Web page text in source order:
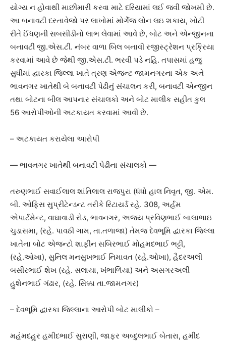
યોગ્ય ન હોવાથી માછીમારી કરવા માટે દરિયામાં લઈ જવી જોખમી છે.
આ બનાવટી દસ્તાવેજો પર લાખોમાં મોર્ગેજ લોન લઇ શકાય, ખોટી
રીતે ઈંધણની સબસીડીનો લાભ લેવામાં આવે છે, બોટ અને એન્જીનના
બનાવટી જી.એસ.ટી. નંબર વાળા બિલ બનાવી રજીસ્ટ્રેશન પ્રક્રિયા
કરવામાં આવે છે જેથી જી.એસ.ટી. ભરવી પડે નહિ. તપાસમાં હજુ
સુધીમાં દ્વારકા જિલ્લા ખાતે ત્રણ એજન્ટ જામનગરના એક અને
ભાવનગર ખાતેથી બે બનાવટી પેઢીનું સંચાલન કરી, બનાવટી એન્જીન
તથા બોટના બીલ આપનાર સંચાલકો અને બોટ માલીક સહીત કુલ
56 આરોપીઓની અટકાયત કરવામાં આવી છે.
– અટકાયત કરાયેલા આરોપી
— ભાવનગર ખાતેથી બનાવટી પેઢીના સંચાલકો —
તરુણભાઈ સવાઈલાલ શાંતિલાલ રાજપુરા (ધંધો હાલ નિવૃત, જી. એમ.
બી. ઓફિસ સુપ્રીટેન્ડન્ટ તરીકે રિટાયર્ડ રહે. 308, અર્હમ
એપાર્ટમેન્ટ, વાઘાવાડી રોડ, ભાવનગર, અજય પ્રવિણભાઈ બાલાભાઇ
ચુડાસમા, (રહે. પાવઠી ગામ, તા.તળાજા) તેમજ દેવભૂમિ દ્વારકા જિલ્લા
ખાતેના બોટ એજન્ટો શાફીન સબિરભાઈ મોહમદભાઈ ભટ્ટી,
(રહે.ઓખા), સુનિલ મનસુખભાઈ નિમાવત (રહે.ઓખા), હૈદરઅલી
બસીરભાઈ શેખ (રહે. સલાયા, ખંભાળિયા) અને અસગરઅલી
હુશેનભાઈ ગંઢાર, (રહે. સિક્કા તા.જામનગર)
– દેવભૂમિ દ્વારકા જિલ્લાના આરોપી બોટ માલીકો –
મહંમદહુર હમીદભાઈ સુરાણી, જાફર અબ્દુલભાઈ બેતારા, હમીદ